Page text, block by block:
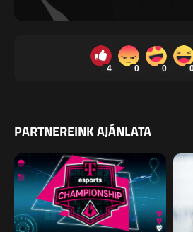
4 0 0
PARTNEREINK AJÁNLATA